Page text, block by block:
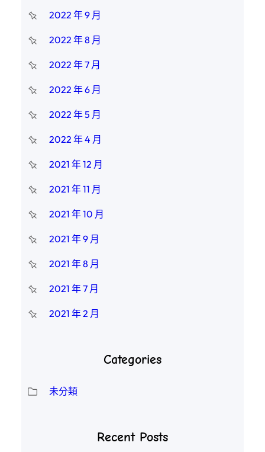
2022 年 9 月
2022 年 8 月
2022 年 7 月
2022 年 6 月
2022 年 5 月
2022 年 4 月
2021 年 12 月
2021 年 11 月
2021 年 10 月
2021 年 9 月
2021 年 8 月
2021 年 7 月
2021 年 2 月
Categories
未分類
Recent Posts